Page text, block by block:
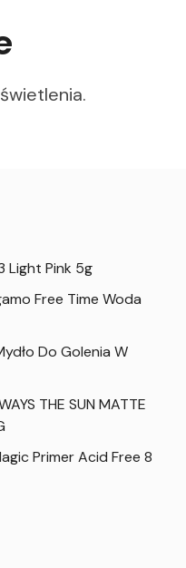
Light Pink 5g
Free Time Woda
Do Golenia W
THE SUN MATTE
Primer Acid Free 8